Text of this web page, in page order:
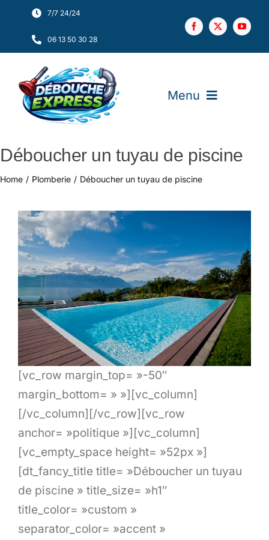
content
06 13 50 30 28
7/7 24/24
Menu
Accueil
Interventions
Tarifs
Notre politique
Astuces
Diagnostic
Blog
Déboucher un tuyau de piscine
Home Plomberie Déboucher un tuyau de piscine
[vc_row margin_top= »-50″
margin_bottom= » »][vc_column]
[/vc_column][/vc_row][vc_row
anchor= »politique »][vc_column]
[vc_empty_space height= »52px »]
[dt_fancy_title title= »Déboucher un tuyau
de piscine » title_size= »h1″
title_color= »custom »
separator_color= »accent »